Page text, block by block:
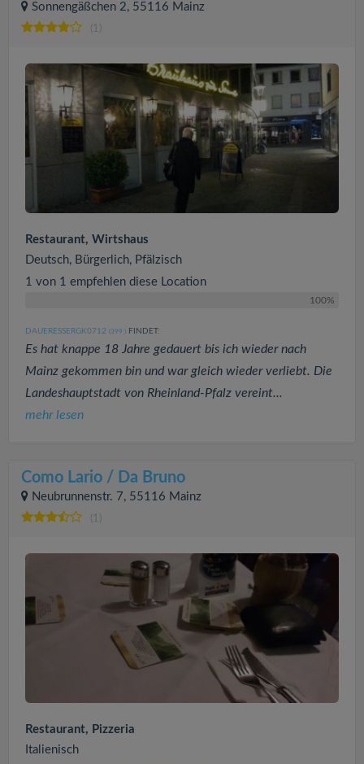
Sonnengäßchen 2, 55116 Mainz
Restaurant, Wirtshaus
Deutsch, Bürgerlich, Pfälzisch
1 von 1 empfehlen diese Location
100%
DAUERESSERGK0712 (399 ) FINDET:
Es hat knappe 18 Jahre gedauert bis ich wieder nach
Mainz gekommen bin und war gleich wieder verliebt. Die
Landeshauptstadt von Rheinland-Pfalz vereint...
mehr lesen
Como Lario / Da Bruno
Neubrunnenstr. 7, 55116 Mainz
(1)
Restaurant, Pizzeria
Italienisch